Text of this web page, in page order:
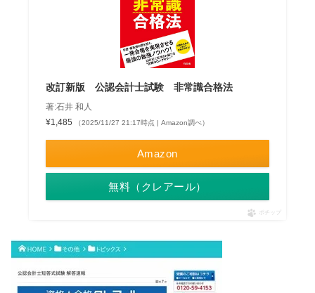
改訂新版 公認会計士試験 非常識合格法
著:石井 和人
¥1,485
（2025/11/27 21:17時点 | Amazon調べ）
Amazon
無料（クレアール）
ポチップ